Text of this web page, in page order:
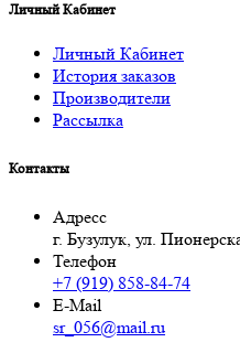
Личный Кабинет
Личный Кабинет
История заказов
Производители
Рассылка
Контакты
Адресс
г. Бузулук, ул.
Телефон
+7 (919) 858-84-74
E-Mail
sr_056@mail.ru